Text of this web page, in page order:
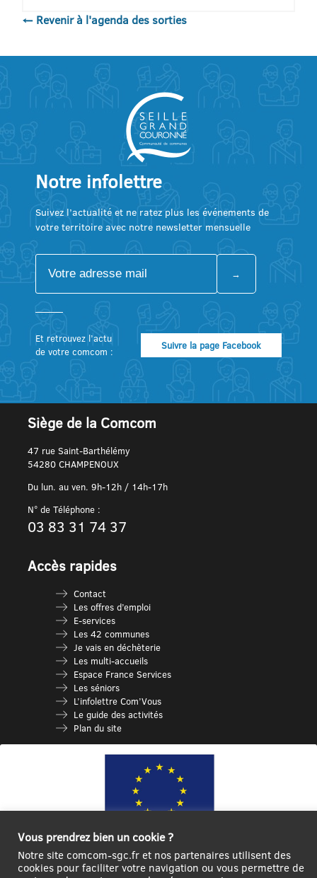
← Revenir à l'agenda des sorties
Notre infolettre
Suivez l’actualité et ne ratez plus les événements de
votre territoire avec notre newsletter mensuelle
Et retrouvez l’actu
de votre comcom :
Suivre la page Facebook
Siège de la Comcom
47 rue Saint-Barthélémy
54280 CHAMPENOUX
Du lun. au ven. 9h-12h / 14h-17h
N° de Téléphone :
03 83 31 74 37
Accès rapides
Contact
Les offres d’emploi
E-services
Les 42 communes
Je vais en déchèterie
Les multi-accueils
Espace France Services
Les séniors
L’infolettre Com’Vous
Le guide des activités
Plan du site
Ce site internet a été cofinancé par l’Union européenne avec le Fonds
Vous prendrez bien un cookie ?
Notre site comcom-sgc.fr et nos partenaires utilisent des
cookies pour faciliter votre navigation ou vous permettre de